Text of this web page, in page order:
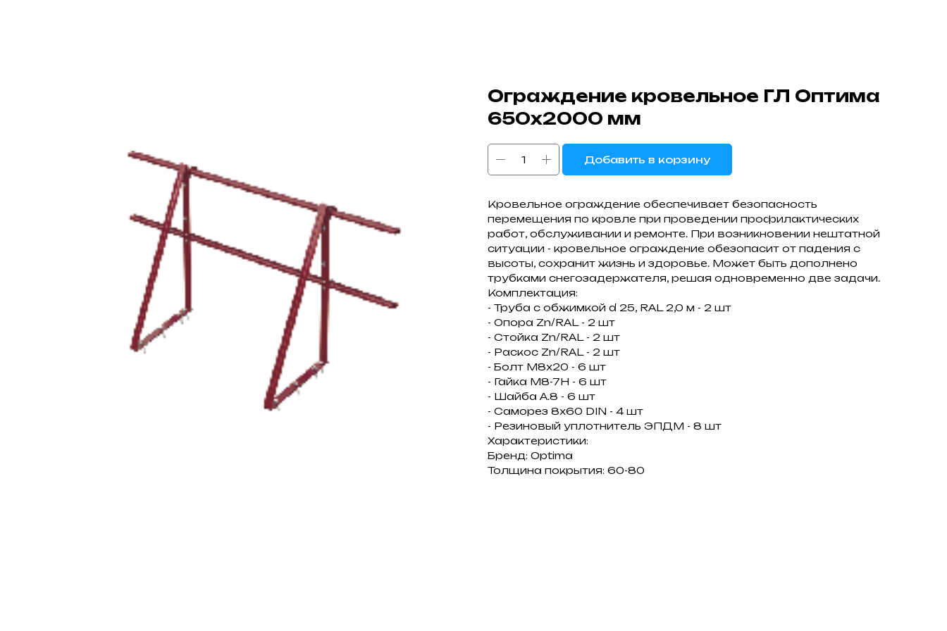
Ограждение кровельное ГЛ Оптима
650х2000 мм
Добавить в корзину
Кровельное ограждение обеспечивает безопасность
перемещения по кровле при проведении профилактических
работ, обслуживании и ремонте. При возникновении нештатной
ситуации - кровельное ограждение обезопасит от падения с
высоты, сохранит жизнь и здоровье. Может быть дополнено
трубками снегозадержателя, решая одновременно две задачи.
Комплектация:
- Труба с обжимкой d 25, RAL 2,0 м - 2 шт
- Опора Zn/RAL - 2 шт
- Стойка Zn/RAL - 2 шт
- Раскос Zn/RAL - 2 шт
- Болт М8х20 - 6 шт
- Гайка М8-7Н - 6 шт
- Шайба А.8 - 6 шт
- Саморез 8х60 DIN - 4 шт
- Резиновый уплотнитель ЭПДМ - 8 шт
Характеристики:
Бренд: Optima
Толщина покрытия: 60-80